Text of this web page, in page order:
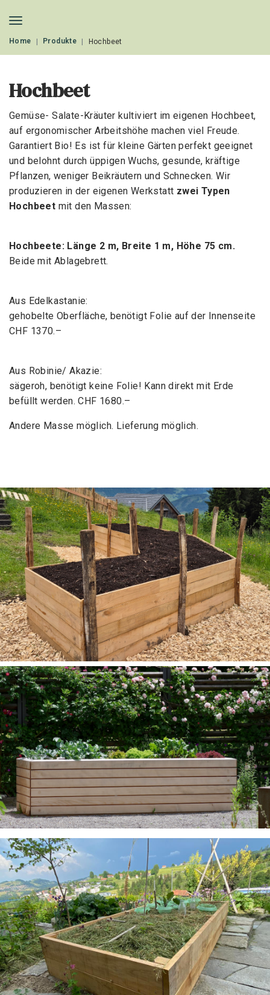
Home Produkte Hochbeet
Hochbeet
Gemüse- Salate-Kräuter kultiviert im eigenen Hochbeet,
auf ergonomischer Arbeitshöhe machen viel Freude.
Garantiert Bio! Es ist für kleine Gärten perfekt geeignet
und belohnt durch üppigen Wuchs, gesunde, kräftige
Pflanzen, weniger Beikräutern und Schnecken. Wir
produzieren in der eigenen Werkstatt zwei Typen
Hochbeet mit den Massen:
Hochbeete: Länge 2 m, Breite 1 m, Höhe 75 cm.
Beide mit Ablagebrett.
Aus Edelkastanie:
gehobelte Oberfläche, benötigt Folie auf der Innenseite
CHF 1370.–
Aus Robinie/ Akazie:
sägeroh, benötigt keine Folie! Kann direkt mit Erde
befüllt werden. CHF 1680.–
Andere Masse möglich. Lieferung möglich.